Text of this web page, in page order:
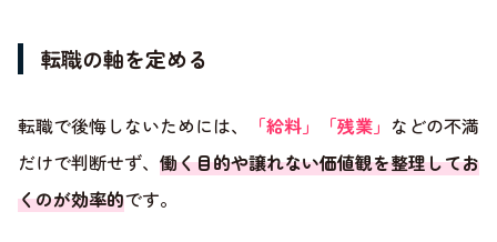
転職の軸を定める
転職で後悔しないためには、 「給料」「残業」 などの不満
だけで判断せず、 働く目的や譲れない価値観を整理してお
くのが効率的です。